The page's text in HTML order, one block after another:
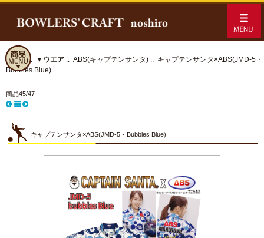
ホーム:: ▼ウエア :: ABS(キャプテンサンタ) :: キャプテンサンタ×ABS(JMD-5・
Bubbles Blue)
商品45/47
キャプテンサンタ×ABS(JMD-5・Bubbles Blue)